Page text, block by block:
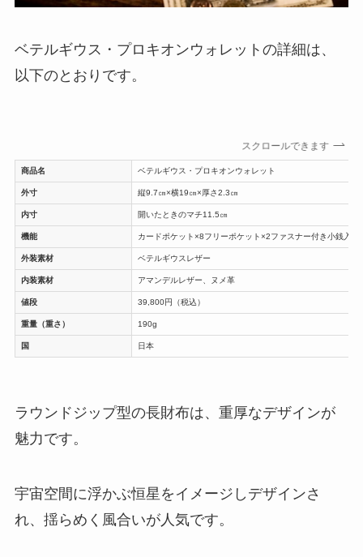
ベテルギウス・プロキオンウォレットの詳細は、
以下のとおりです。
スクロールできます
商品名 ベテルギウス・プロキオンウォレット
外寸 縦9.7㎝×横19㎝×厚さ2.3㎝
内寸 開いたときのマチ11.5㎝
機能 カードポケット×8フリーポケット×2ファスナー付き小銭入
外装素材 ベテルギウスレザー
内装素材 アマンデルレザー、ヌメ革
値段 39,800円（税込）
重量（重さ） 190g
国 日本
ラウンドジップ型の長財布は、重厚なデザインが
魅力です。
宇宙空間に浮かぶ恒星をイメージしデザインさ
れ、揺らめく風合いが人気です。